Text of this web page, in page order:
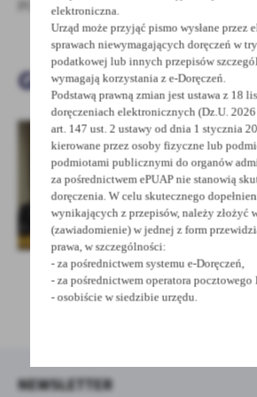
treści w postaci wiadomości, ofert,
społecznościowych.
Galeria zdjęć
UDOSTĘPNIJ
NEWSLETTER
elektroniczna.
Urząd może przyjąć pismo wysłane przez
sprawach niewymagających doręczeń w
podatkowej lub innych przepisów
wymagają korzystania z e-Doręczeń.
Podstawą prawną zmian jest ustawa z 18
doręczeniach elektronicznych (Dz.U.
art. 147 ust. 2 ustawy od dnia 1 stycznia
kierowane przez osoby fizyczne lub
podmiotami publicznymi do organów
za pośrednictwem ePUAP nie stanowią
doręczenia. W celu skutecznego
wynikających z przepisów, należy złożyć
(zawiadomienie) w jednej z form
prawa, w szczególności:
- za pośrednictwem systemu e-Doręczeń,
- za pośrednictwem operatora pocztowego
- osobiście w siedzibie urzędu.